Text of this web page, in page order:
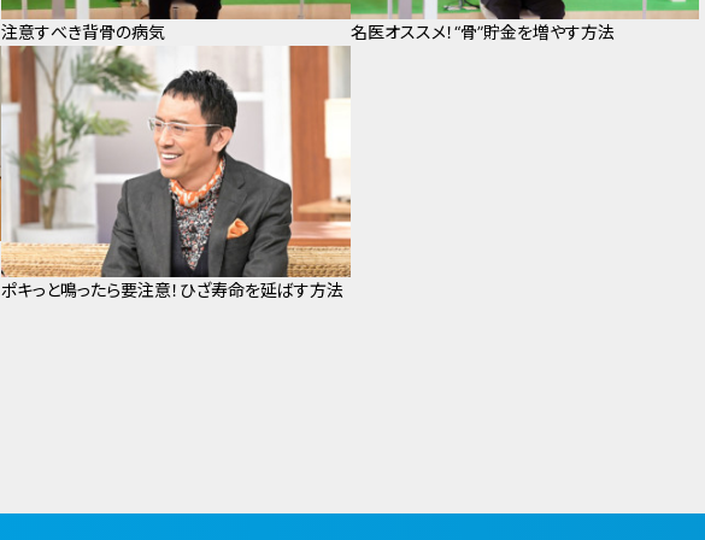
注意すべき背骨の病気 名医オススメ！“骨”貯金を増やす方法
ポキっと鳴ったら要注意！ひざ寿命を延ばす方法